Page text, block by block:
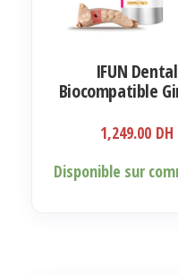
IFUN Dental
Biocompatible
1,249.00 DH
Disponible sur